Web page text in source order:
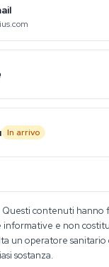
In arrivo
Questi contenuti hanno
informative e non
un operatore sanitario
sostanza.